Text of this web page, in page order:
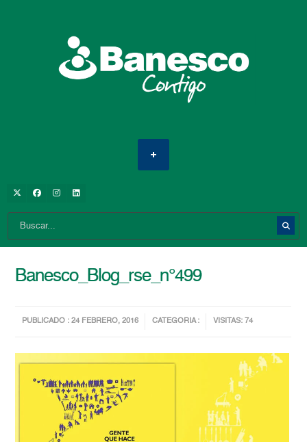
Banesco_Blog_rse_n°499
PUBLICADO : 24 FEBRERO, 2016 CATEGORIA : VISITAS: 74